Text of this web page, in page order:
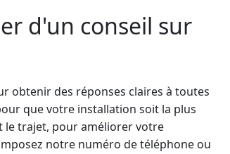
d'un conseil sur
obtenir des réponses claires à toutes
que votre installation soit la plus
le trajet, pour améliorer votre
notre numéro de téléphone ou